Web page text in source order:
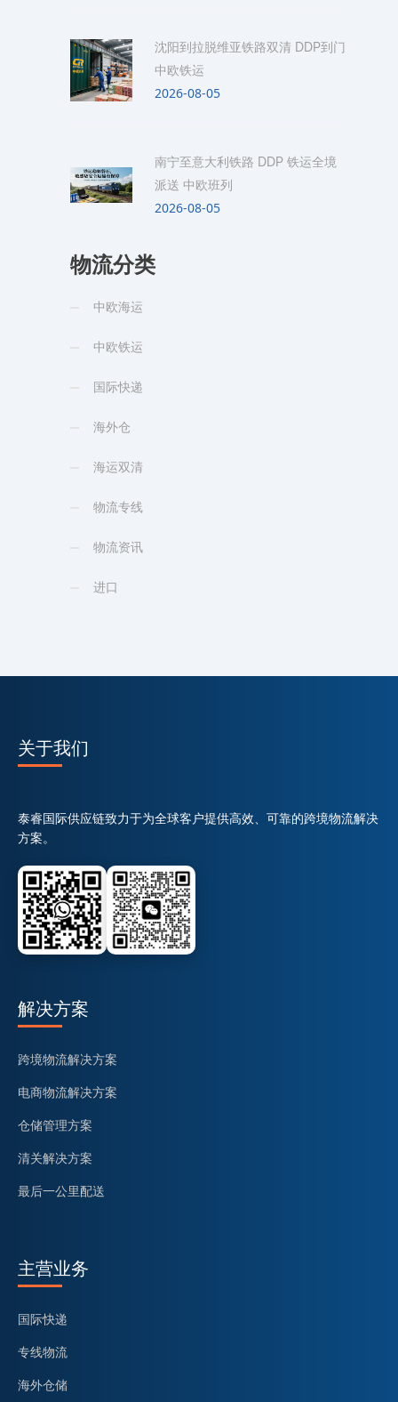
沈阳到拉脱维亚铁路双清 DDP到门
中欧铁运
2026-08-05
南宁至意大利铁路 DDP 铁运全境
派送 中欧班列
2026-08-05
物流分类
中欧海运
中欧铁运
国际快递
海外仓
海运双清
物流专线
物流资讯
进口
关于我们
泰睿国际供应链致力于为全球客户提供高效、可靠的跨境物流解决
方案。
解决方案
跨境物流解决方案
电商物流解决方案
仓储管理方案
清关解决方案
最后一公里配送
主营业务
国际快递
专线物流
海外仓储